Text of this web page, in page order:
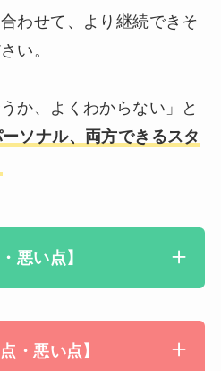
わせて、より継続できそ
い。
か、よくわからない」と
ソナル、両方できるスタ
悪い点】
・悪い点】